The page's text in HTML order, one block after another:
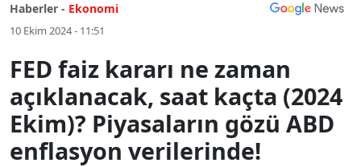
Haberler - Ekonomi
10 Ekim 2024 - 11:51
FED faiz kararı ne zaman
açıklanacak, saat kaçta (2024
Ekim)? Piyasaların gözü ABD
enflasyon verilerinde!